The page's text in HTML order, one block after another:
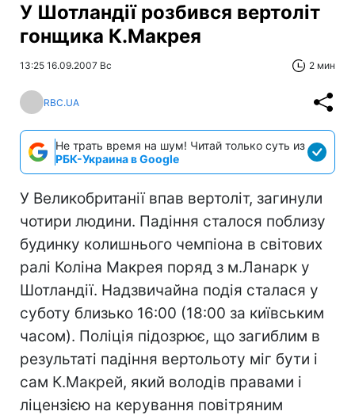
У Шотландії розбився вертоліт
гонщика К.Макрея
13:25 16.09.2007 Вс 2 мин
RBC.UA
Не трать время на шум! Читай только суть из
РБК-Украина в Google
У Великобританії впав вертоліт, загинули
чотири людини. Падіння сталося поблизу
будинку колишнього чемпіона в світових
ралі Коліна Макрея поряд з м.Ланарк у
Шотландії. Надзвичайна подія сталася у
суботу близько 16:00 (18:00 за київським
часом). Поліція підозрює, що загиблим в
результаті падіння вертольоту міг бути і
сам К.Макрей, який володів правами і
ліцензією на керування повітряним